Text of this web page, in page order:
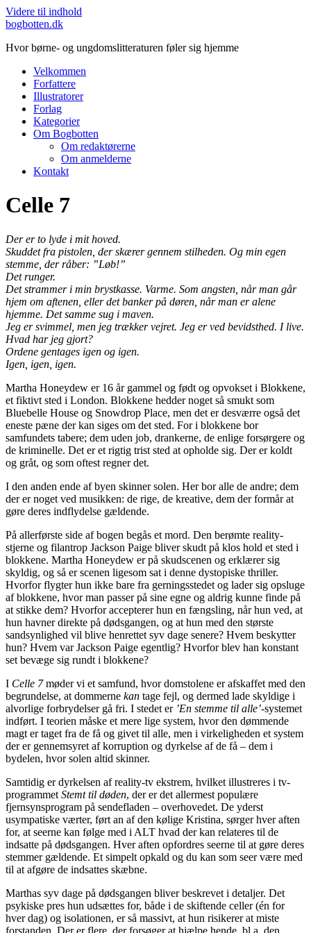
Videre til indhold
bogbotten.dk
Hvor børne- og ungdomslitteraturen føler sig hjemme
Velkommen
Forfattere
Illustratorer
Forlag
Kategorier
Om Bogbotten
Om redaktørerne
Om anmelderne
Kontakt
Celle 7
Der er to lyde i mit hoved.
Skuddet fra pistolen, der skærer gennem stilheden. Og min egen
stemme, der råber: ”Løb!”
Det runger.
Det strammer i min brystkasse. Varme. Som angsten, når man går
hjem om aftenen, eller det banker på døren, når man er alene
hjemme. Det samme sug i maven.
Jeg er svimmel, men jeg trækker vejret. Jeg er ved bevidsthed. I live.
Hvad har jeg gjort?
Ordene gentages igen og igen.
Igen, igen, igen.
Martha Honeydew er 16 år gammel og født og opvokset i Blokkene,
et fiktivt sted i London. Blokkene hedder noget så smukt som
Bluebelle House og Snowdrop Place, men det er desværre også det
eneste pæne der kan siges om det sted. For i blokkene bor
samfundets tabere; dem uden job, drankerne, de enlige forsørgere og
de kriminelle. Det er et rigtig trist sted at opholde sig. Der er koldt
og gråt, og som oftest regner det.
I den anden ende af byen skinner solen. Her bor alle de andre; dem
der er noget ved musikken: de rige, de kreative, dem der formår at
gøre deres indflydelse gældende.
På allerførste side af bogen begås et mord. Den berømte reality-
stjerne og filantrop Jackson Paige bliver skudt på klos hold et sted i
blokkene. Martha Honeydew er på skudscenen og erklærer sig
skyldig, og så er scenen ligesom sat i denne dystopiske thriller.
Hvorfor flygter hun ikke bare fra gerningsstedet og lader sig opsluge
af blokkene, hvor man passer på sine egne og aldrig kunne finde på
at stikke dem? Hvorfor accepterer hun en fængsling, når hun ved, at
hun havner direkte på dødsgangen, og at hun med den største
sandsynlighed vil blive henrettet syv dage senere? Hvem beskytter
hun? Hvem var Jackson Paige egentlig? Hvorfor blev han konstant
set bevæge sig rundt i blokkene?
I Celle 7møder vi et samfund, hvor domstolene er afskaffet med den
begrundelse, at dommerne kan tage fejl, og dermed lade skyldige i
alvorlige forbrydelser gå fri. I stedet er ’En stemme til alle’-systemet
indført. I teorien måske et mere lige system, hvor den dømmende
magt er taget fra de få og givet til alle, men i virkeligheden et system
der er gennemsyret af korruption og dyrkelse af de få – dem i
bydelen, hvor solen altid skinner.
Samtidig er dyrkelsen af reality-tv ekstrem, hvilket illustreres i tv-
programmet Stemt til døden, der er det allermest populære
fjernsynsprogram på sendefladen – overhovedet. De yderst
usympatiske værter, ført an af den kølige Kristina, sørger hver aften
for, at seerne kan følge med i ALT hvad der kan relateres til de
indsatte på dødsgangen. Hver aften opfordres seerne til at gøre deres
stemmer gældende. Et simpelt opkald og du kan som seer være med
til at afgøre de indsattes skæbne.
Marthas syv dage på dødsgangen bliver beskrevet i detaljer. Det
psykiske pres hun udsættes for, både i de skiftende celler (én for
hver dag) og isolationen, er så massivt, at hun risikerer at miste
forstanden. Der er flere, der forsøger at hjælpe hende, bl.a. den